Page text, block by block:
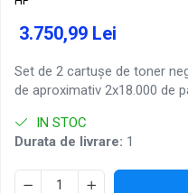
3.750,99 Lei
Set de 2 cartușe de toner
de aproximativ 2x18.000 de
IN STOC
Durata de livrare: 1